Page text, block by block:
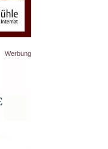
Werbung